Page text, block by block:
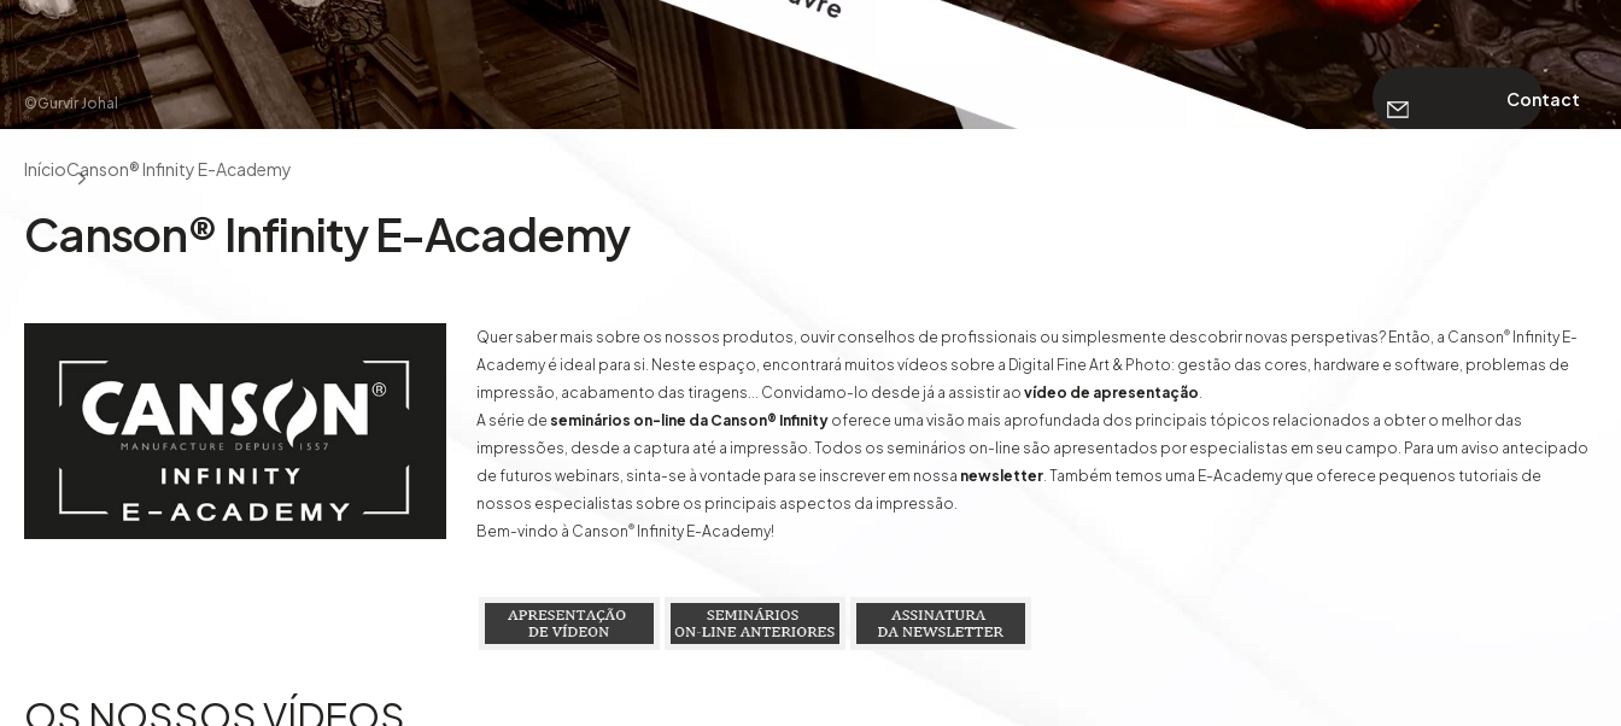
©Gurvir Johal
InícioCanson® Infinity E-Academy
Canson® Infinity E-Academy
Quer saber mais sobre os nossos produtos, ouvir conselhos de profissionais ou simplesmente descobrir novas perspetivas? Então, a Canson® Infinity E-
Academy é ideal para si. Neste espaço, encontrará muitos vídeos sobre a Digital Fine Art & Photo: gestão das cores, hardware e software, problemas de
impressão, acabamento das tiragens... Convidamo-lo desde já a assistir ao vídeo de apresentação.
A série de seminários on-line da Canson® Infinity oferece uma visão mais aprofundada dos principais tópicos relacionados a obter o melhor das
impressões, desde a captura até a impressão. Todos os seminários on-line são apresentados por especialistas em seu campo. Para um aviso antecipado
de futuros webinars, sinta-se à vontade para se inscrever em nossa newsletter. Também temos uma E-Academy que oferece pequenos tutoriais de
nossos especialistas sobre os principais aspectos da impressão.
Bem-vindo à Canson® Infinity E-Academy!
OS NOSSOS VÍDEOS